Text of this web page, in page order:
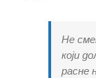
Не
који
расне